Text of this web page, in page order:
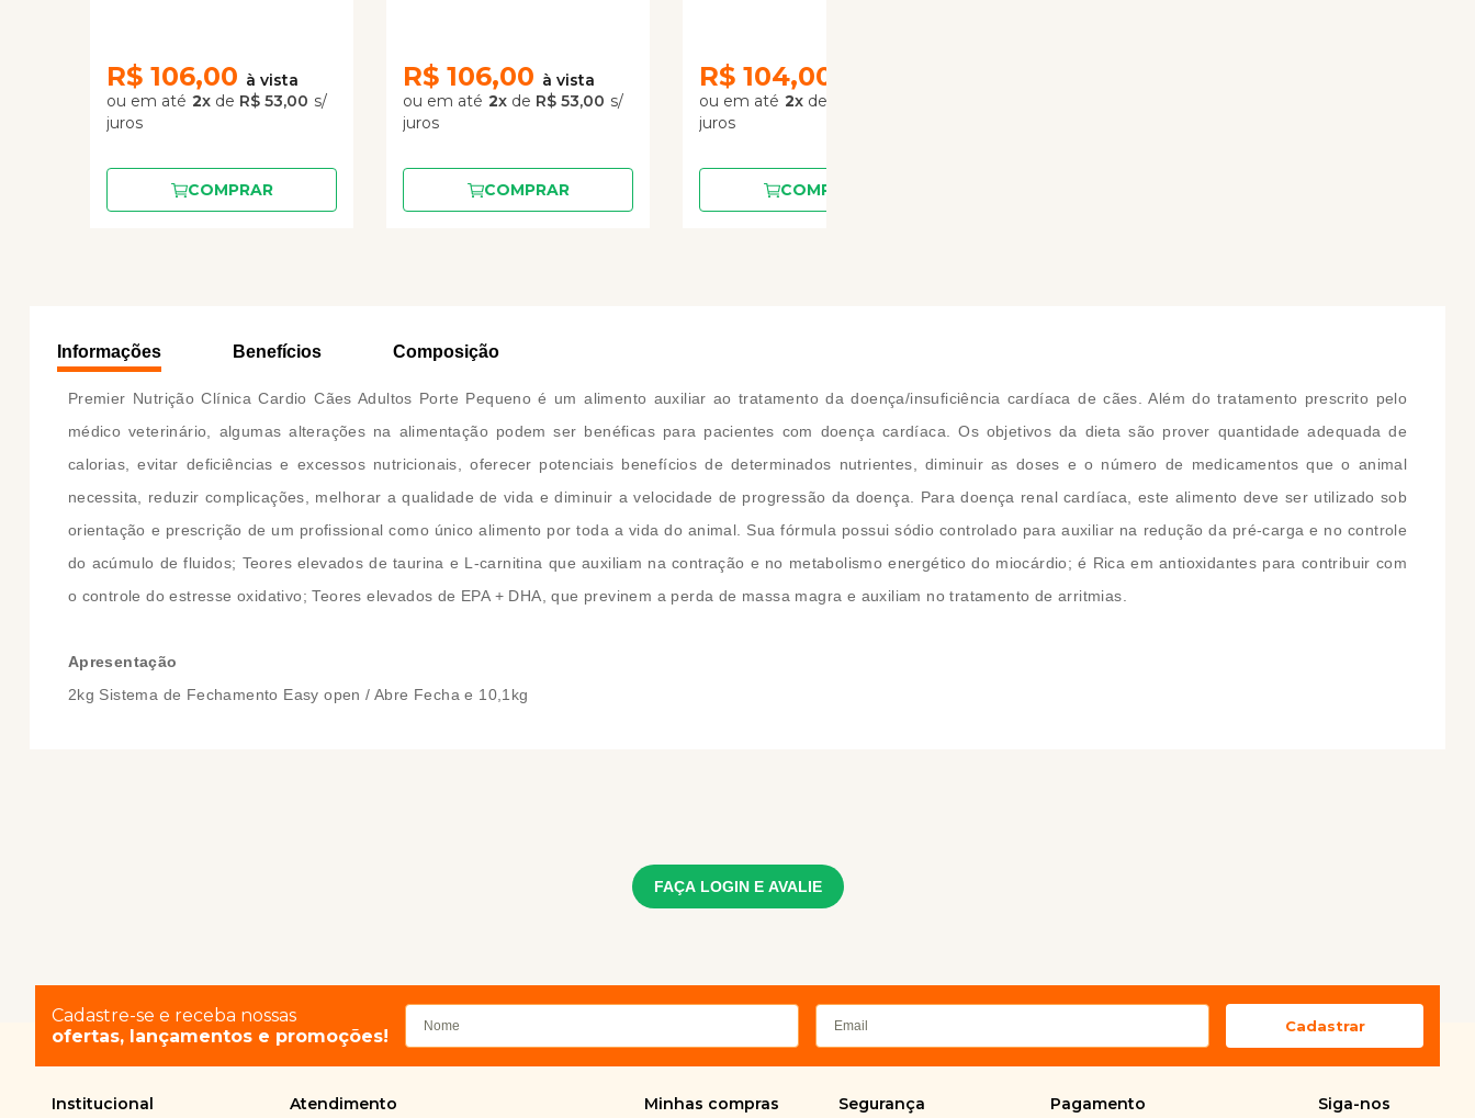
R$ 106,00
2x de R$ 53,00
COMPRAR
R$ 106,00
2x de R$ 53,00
COMPRAR
R$ 104,00
2x de
COMPRAR
Informações Benefícios Composição
Premier Nutrição Clínica Cardio Cães Adultos Porte Pequeno é um alimento auxiliar ao tratamento da doença/insuficiência cardíaca de cães. Além do tratamento prescrito pelo
médico veterinário, algumas alterações na alimentação podem ser benéficas para pacientes com doença cardíaca. Os objetivos da dieta são prover quantidade adequada de
calorias, evitar deficiências e excessos nutricionais, oferecer potenciais benefícios de determinados nutrientes, diminuir as doses e o número de medicamentos que o animal
necessita, reduzir complicações, melhorar a qualidade de vida e diminuir a velocidade de progressão da doença. Para doença renal cardíaca, este alimento deve ser utilizado sob
orientação e prescrição de um profissional como único alimento por toda a vida do animal. Sua fórmula possui sódio controlado para auxiliar na redução da pré-carga e no controle
do acúmulo de fluidos; Teores elevados de taurina e L-carnitina que auxiliam na contração e no metabolismo energético do miocárdio; é Rica em antioxidantes para contribuir com
o controle do estresse oxidativo; Teores elevados de EPA + DHA, que previnem a perda de massa magra e auxiliam no tratamento de arritmias.
Apresentação
2kg Sistema de Fechamento Easy open / Abre Fecha e 10,1kg
FAÇA LOGIN E AVALIE
Cadastre-se e receba nossas
ofertas, lançamentos e promoções!
Institucional Atendimento Minhas compras Segurança Pagamento Siga-nos